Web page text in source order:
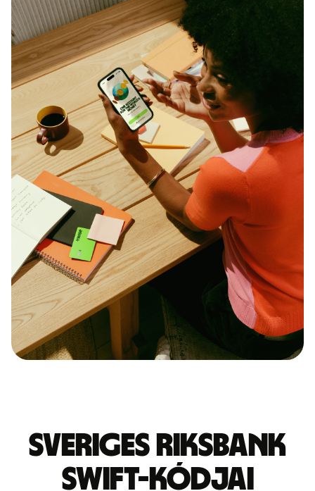
SVERIGES RIKSBANK
SWIFT-kódjai